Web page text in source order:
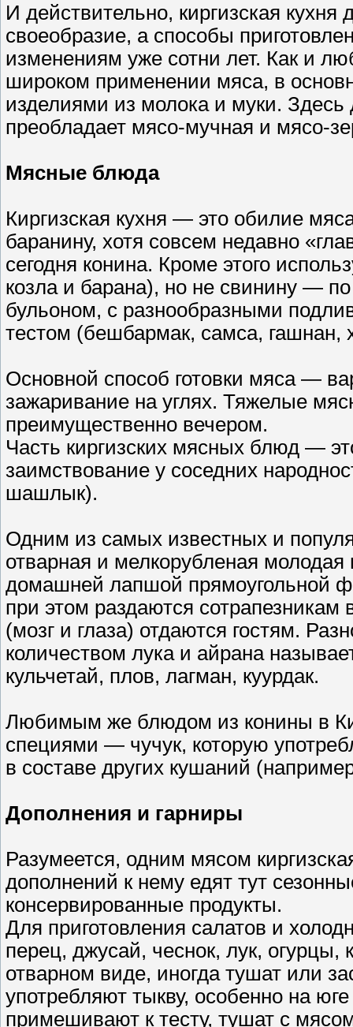
И действительно, киргизская
своеобразие, а способы
изменениям уже сотни лет. Как и
широком применении мяса, в
изделиями из молока и муки. Здесь
преобладает мясо-мучная и мясо-
Мясные блюда
Киргизская кухня — это обилие
баранину, хотя совсем недавно
сегодня конина. Кроме этого
козла и барана), но не свинину —
бульоном, с разнообразными
тестом (бешбармак, самса,
Основной способ готовки мяса —
зажаривание на углях. Тяжелые
преимущественно вечером.
Часть киргизских мясных блюд —
заимствование у соседних
шашлык).
Одним из самых известных и
отварная и мелкорубленая
домашней лапшой прямоугольной
при этом раздаются
(мозг и глаза) отдаются гостям.
количеством лука и айрана
кульчетай, плов, лагман, куурдак.
Любимым же блюдом из конины в
специями — чучук, которую
в составе других кушаний
Дополнения и гарниры
Разумеется, одним мясом
дополнений к нему едят тут
консервированные продукты.
Для приготовления салатов и
перец, джусай, чеснок, лук,
отварном виде, иногда тушат или
употребляют тыкву, особенно на
примешивают к тесту, тушат с